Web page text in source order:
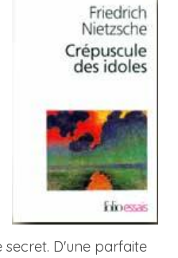
D'une parfaite